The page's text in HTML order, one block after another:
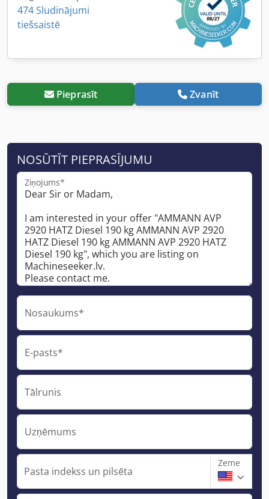
474 Sludinājumi
tiešsaistē
Pieprasīt Zvanīt
NOSŪTĪT PIEPRASĪJUMU
Ziņojums*
Nosaukums*
E-pasts*
Tālrunis
Uzņēmums
Pasta indekss un pilsēta
Zeme